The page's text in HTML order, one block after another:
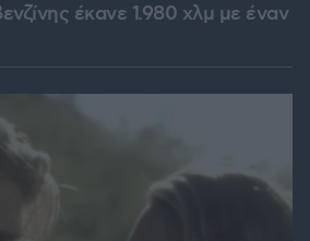
έκανε 1.980 χλμ με έναν